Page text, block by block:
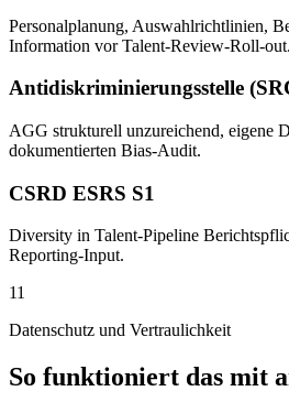
Personalplanung, Auswahlrichtlinien,
Information vor Talent-Review-Roll-out.
Antidiskriminierungsstelle
AGG strukturell unzureichend, eigene
dokumentierten Bias-Audit.
CSRD ESRS S1
Diversity in Talent-Pipeline
Reporting-Input.
11
Datenschutz und Vertraulichkeit
So funktioniert das mit